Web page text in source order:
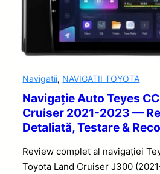
Navigatii, NAVIGATII TOYOTA
Navigație Auto Teyes
Cruiser 2021-2023 —
Detaliată, Testare &
Review complet al navigației
Toyota Land Cruiser J300